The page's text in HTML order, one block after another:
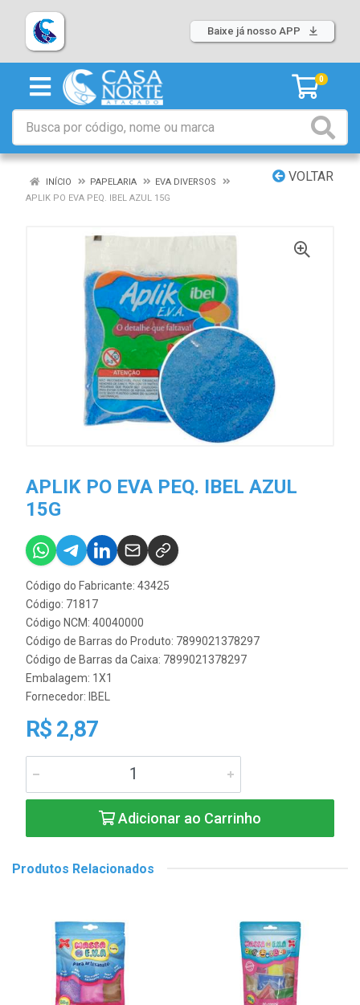
Baixe já nosso APP
0
VOLTAR
INÍCIO PAPELARIA
EVA DIVERSOS
APLIK PO EVA PEQ. IBEL AZUL 15G
APLIK PO EVA PEQ. IBEL AZUL
15G
Código do Fabricante: 43425
Código: 71817
Código NCM: 40040000
Código de Barras do Produto: 7899021378297
Código de Barras da Caixa: 7899021378297
Embalagem: 1X1
Fornecedor: IBEL
R$ 2,87
Adicionar ao Carrinho
Produtos Relacionados